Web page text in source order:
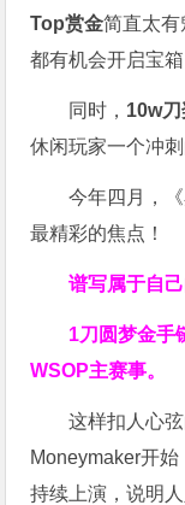
Top赏金简直太有
都有机会开启宝
同时， 10w
休闲玩家一个冲刺
今年四月，
最精彩的焦点！
谱写属于自
1刀圆梦金手
WSOP主赛事。
这样扣人心
Moneymaker开
持续上演，说明